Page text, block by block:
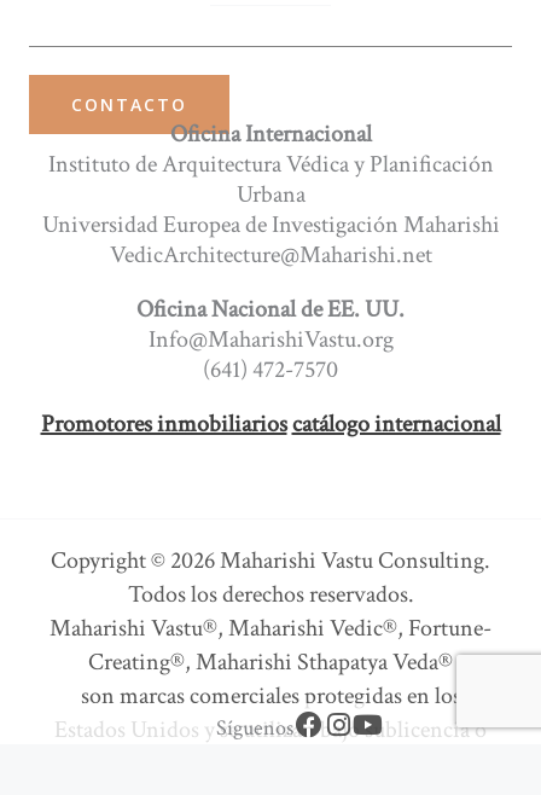
Síguenos FI Y
CONTACTO
Oficina Internacional
Instituto de Arquitectura Védica y Planificación
Urbana
Universidad Europea de Investigación Maharishi
VedicArchitecture@Maharishi.net
Oficina Nacional de EE. UU.
Info@MaharishiVastu.org
(641) 472-7570
Promotores inmobiliarioscatálogo internacional
Copyright © 2026 Maharishi Vastu Consulting.
Todos los derechos reservados.
Maharishi Vastu®, Maharishi Vedic®, Fortune-
Creating®, Maharishi Sthapatya Veda®
son marcas comerciales protegidas en los
Estados Unidos y se utilizan bajo sublicencia o